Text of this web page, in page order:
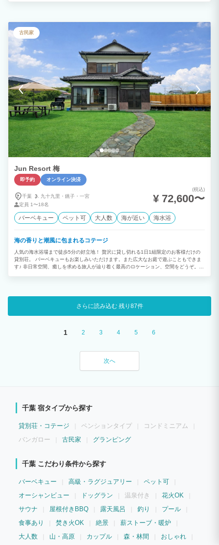
お楽しみください。
古民家
Jun Resort 梅
即予約 オンライン決済
千葉 九十九里・ 銚子・ 一宮
定員 1〜18名
(税込)
¥ 72,600〜
バーベキュー ペット可 大人数 海が近い 海水浴
海の香りと潮風に包まれるコテージ
人気の海水浴場まで徒歩5分の好立地！ 贅沢に貸し切れる1日1組限定のお客様だけの
貸別荘。 バーベキューもお楽しみいただけます。また広大なお庭で遊ぶこともできま
す♪ 非日常空間、癒しを求める旅人が辿り着く最高のロケーション、空間をどうぞ。
ー付きコテージ◆ 当コテージは外にジャグジーがついております。 海の香りを感じな
がらゆっくりと楽しむことができます。 夜には星空を眺めながら入浴もでき、日頃の
疲れを癒すことができます。 是非ご利用ください。 ※ご入浴の際は必ず水着をご着用
さらに読み込む残り87件
1 2 3 4 5 6
次へ
千葉 宿タイプから探す
貸別荘・コテージ ペンションタイプ
コンドミニアム
バンガロー
古民家 グランピング
千葉 こだわり条件から探す
バーベキュー 高級・ラグジュアリー
ペット可
オーシャンビュー
ドッグラン 温泉付き
花火OK
サウナ
屋根付きBBQ 露天風呂 釣り
プール
食事あり
焚き火OK 絶景
薪ストーブ・暖炉
大人数
山・高原 カップル 森・林間 おしゃれ